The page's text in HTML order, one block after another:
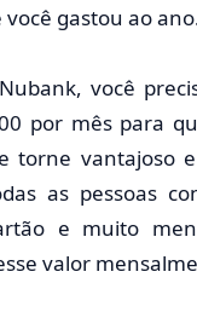
gastou ao
você
por mês para
torne vantajoso
as pessoas
e muito
valor